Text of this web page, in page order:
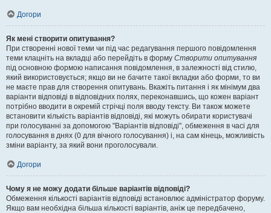
Догори
Як мені створити опитування?
При створенні нової теми чи під час редагування першого повідомлення
теми клацніть на вкладці або перейдіть в форму Створити опитування
під основною формою написання повідомлення, в залежності від стилю,
який використовується; якщо ви не бачите такої вкладки або форми, то ви
не маєте прав для створення опитувань. Вкажіть питання і як мінімум два
варіанти відповіді в відповідних полях, переконавшись, що кожен варіант
потрібно вводити в окремій стрічці поля вводу тексту. Ви також можете
встановити кількість варіантів відповіді, які можуть обирати користувачі
при голосуванні за допомогою "Варіантів відповіді", обмеження в часі для
голосування в днях (0 для вічного голосування) і, на сам кінець, можливість
зміни варіанту, за який вони проголосували.
Догори
Чому я не можу додати більше варіантів відповіді?
Обмеження кількості варіантів відповіді встановлює адміністратор форуму.
Якщо вам необхідна більша кількості варіантів, аніж це передбачено,